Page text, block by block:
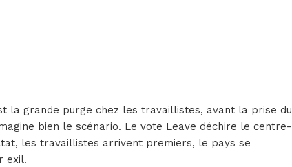
la grande purge chez les travaillistes, avant la prise du
bien le scénario. Le vote Leave déchire le centre-
les travaillistes arrivent premiers, le pays se
exil.